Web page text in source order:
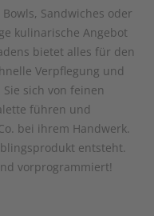
Sandwiches oder
kulinarische Angebot
bietet alles für den
Verpflegung und
sich von feinen
führen und
bei ihrem Handwerk.
entsteht.
vorprogrammiert!